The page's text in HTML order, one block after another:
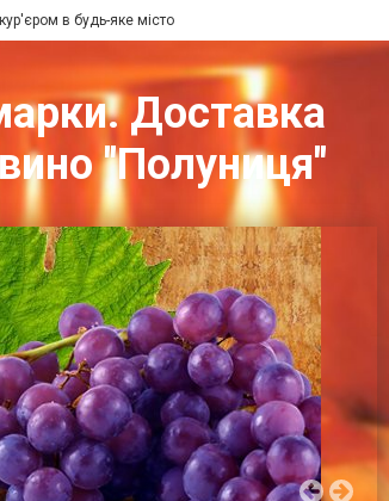
в будь-яке місто
Доставка
"Полуниця"